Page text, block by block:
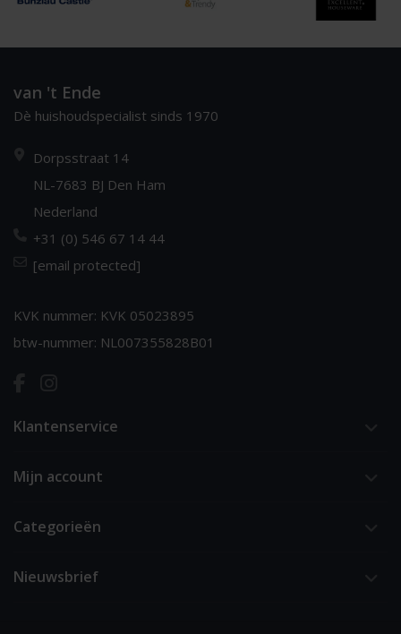
van 't Ende
Dè huishoudspecialist sinds 1970
Dorpsstraat 14
NL-7683 BJ Den Ham
Nederland
+31 (0) 546 67 14 44
[email protected]
KVK nummer: KVK 05023895
btw-nummer: NL007355828B01
Klantenservice
Mijn account
Categorieën
Nieuwsbrief